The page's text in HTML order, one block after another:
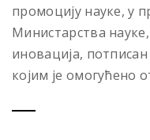
промоцију науке, у
Министарства
иновација,
којим је омогућено